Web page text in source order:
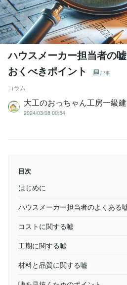
ハウスメーカー担当者の
おくべきポイント
記事
コラム
大工のおっちゃん工房一級
2024/03/08 00:54
目次
はじめに
ハウスメーカー担当者のよくある
コストに関する嘘
工期に関する嘘
材料と品質に関する嘘